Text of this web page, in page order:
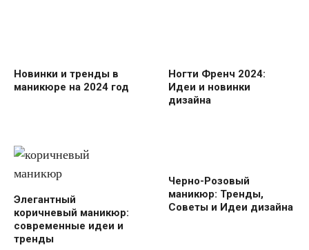
Новинки и тренды в
маникюре на 2024 год
Ногти Френч 2024:
Идеи и новинки
дизайна
Элегантный
коричневый маникюр:
современные идеи и
тренды
Черно-Розовый
маникюр: Тренды,
Советы и Идеи дизайна